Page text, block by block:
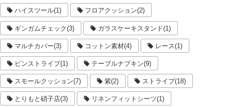
ハイスツール(1) フロアクッション(2)
ギンガムチェック(3) ガラスケーキスタンド(1)
マルチカバー(3) コットン素材(4) レース(1)
ピンストライプ(1) テーブルナプキン(9)
スモールクッション(7) 紫(2) ストライプ(18)
とりもと硝子店(3) リネンフィットシーツ(1)